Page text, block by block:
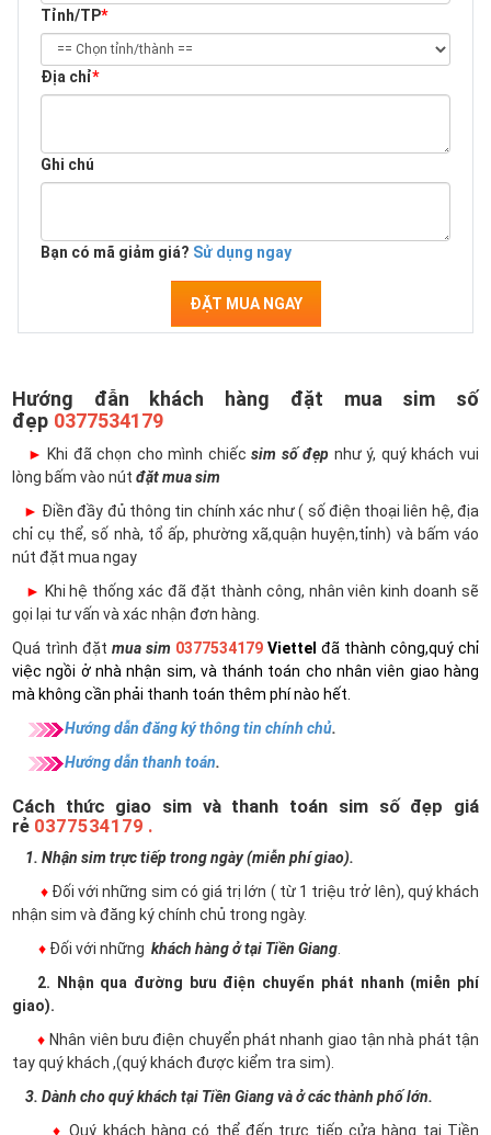
Tỉnh/TP*
Địa chỉ*
Ghi chú
Bạn có mã giảm giá? Sử dụng ngay
ĐẶT MUA NGAY
Hướng đẫn khách hàng đặt mua sim số
đẹp 0377534179
► Khi đã chọn cho mình chiếcsim số đẹp như ý, quý khách vui
lòng bấm vào nút đặt mua sim
► Điền đầy đủ thông tin chính xác như ( số điện thoại liên hệ, địa
chỉ cụ thể, số nhà, tổ ấp, phường xã,quận huyện,tỉnh) và bấm váo
nút đặt mua ngay
► Khi hệ thống xác đã đặt thành công, nhân viên kinh doanh sẽ
gọi lại tư vấn và xác nhận đơn hàng.
Quá trình đặt mua sim 0377534179 Viettel đã thành công,quý chỉ
việc ngồi ở nhà nhận sim, và thánh toán cho nhân viên giao hàng
mà không cần phải thanh toán thêm phí nào hết.
Hướng dẫn đăng ký thông tin chính chủ.
Hướng dẫn thanh toán.
Cách thức giao sim và thanh toán sim số đẹp giá
rẻ 0377534179 .
1. Nhận sim trực tiếp trong ngày (miễn phí giao).
♦ Đối với những sim có giá trị lớn ( từ 1 triệu trở lên), quý khách
nhận sim và đăng ký chính chủ trong ngày.
♦ Đối với những khách hàng ở tại Tiền Giang
2. Nhận qua đường bưu điện chuyển phát nhanh (miễn phí
giao).
♦ Nhân viên bưu điện chuyển phát nhanh giao tận nhà phát tận
tay quý khách ,(quý khách được kiểm tra sim).
3. Dành cho quý khách tại Tiền Giang và ở các thành phố lớn.
♦ Quý khách hàng có thể đến trực tiếp cửa hàng tại Tiền